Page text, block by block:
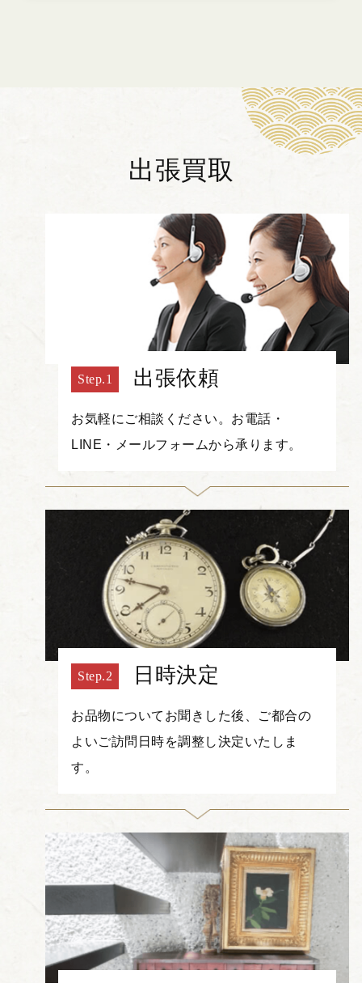
出張買取
出張依頼
お気軽にご相談ください。お電話・
LINE・メールフォームから承ります。
日時決定
お品物についてお聞きした後、ご都合の
よいご訪問日時を調整し決定いたしま
す。